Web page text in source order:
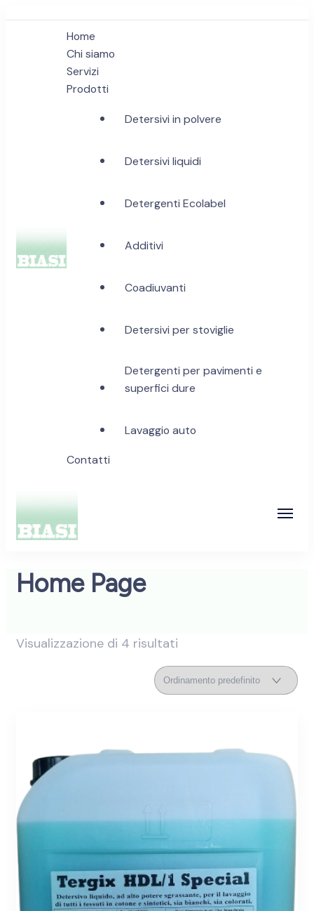
Biasi Detergenti
Home
Chi siamo
Servizi
Prodotti
Detersivi in polvere
Detersivi liquidi
Detergenti Ecolabel
Additivi
Coadiuvanti
Detersivi per stoviglie
Detergenti per pavimenti e
superfici dure
Lavaggio auto
Contatti
Home Page
Visualizzazione di 4 risultati